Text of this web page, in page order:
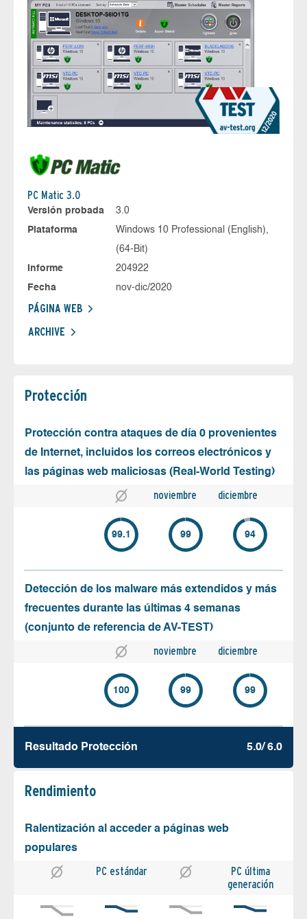
PC Matic 3.0
Versión probada
3.0
Plataforma
Windows 10 Professional (English),
(64-Bit)
Informe
204922
Fecha
nov-dic/2020
PÁGINA WEB
ARCHIVE
Protección
Protección contra ataques de día 0 provenientes
de Internet, incluidos los correos electrónicos y
las páginas web maliciosas (Real-World Testing)
noviembre diciembre
99.1 99 94
Detección de los malware más extendidos y más
frecuentes durante las últimas 4 semanas
(conjunto de referencia de AV-TEST)
noviembre diciembre
100 99 99
Resultado Protección 5.0/ 6.0
Rendimiento
Ralentización al acceder a páginas web
populares
PC estándar
PC última
generación